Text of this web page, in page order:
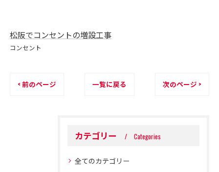
松阪でコンセントの増設工事
コンセント
< 前のページ 一覧に戻る 次のページ >
カテゴリー Categories
全てのカテゴリー